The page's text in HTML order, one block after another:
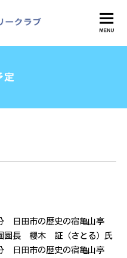
日田ロータリークラブ
定
日田市の歴史の宿亀山亭
園長 櫻木 証（さとる）氏
日田市の歴史の宿亀山亭